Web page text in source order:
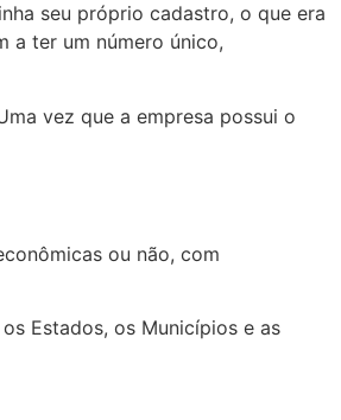
seu próprio cadastro, o que era
a ter um número único,
vez que a empresa possui o
ou não, com
Estados, os Municípios e as